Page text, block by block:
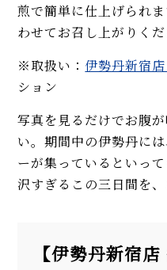
煎で簡単に仕上げられ
わせてお召し上がりく
※取扱い： 伊勢丹新宿
ション
写真を見るだけでお腹
い。期間中の伊勢丹に
ーが集っているといっ
沢すぎるこの三日間を
【伊勢丹新宿